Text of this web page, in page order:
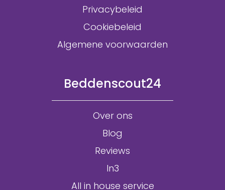
Privacybeleid
Cookiebeleid
Algemene voorwaarden
Beddenscout24
Over ons
Blog
Reviews
In3
All in house service